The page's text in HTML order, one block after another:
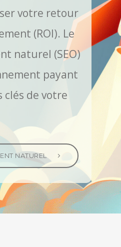
votre retour
(ROI). Le
naturel (SEO)
payant
clés de votre
NATUREL